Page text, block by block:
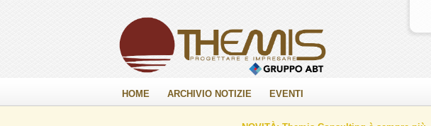
HOME ARCHIVIO NOTIZIE EVENTI